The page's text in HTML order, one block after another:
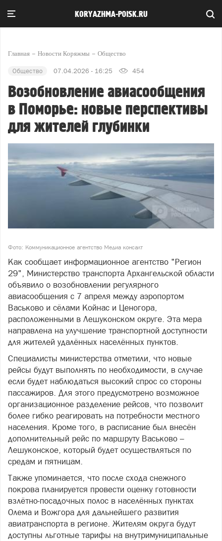
KORYAZHMA-POISK.RU
Главная Новости Коряжмы Общество
Общество 07.04.2026 - 16:25 454
Возобновление авиасообщения
в Поморье: новые перспективы
для жителей глубинки
Фото: Коммуникационное агентство Медиа консалт
Как сообщает информационное агентство "Регион
29", Министерство транспорта Архангельской области
объявило о возобновлении регулярного
авиасообщения с 7 апреля между аэропортом
Васьково и сёлами Койнас и Ценогора,
расположенными в Лешуконском округе. Эта мера
направлена на улучшение транспортной доступности
для жителей удалённых населённых пунктов.
Специалисты министерства отметили, что новые
рейсы будут выполнять по необходимости, в случае
если будет наблюдаться высокий спрос со стороны
пассажиров. Для этого предусмотрено возможное
организационное разделение рейсов, что позволит
более гибко реагировать на потребности местного
населения. Кроме того, в расписание был внесён
дополнительный рейс по маршруту Васьково –
Лешуконское, который будет осуществляться по
средам и пятницам.
Также упоминается, что после схода снежного
покрова планируется провести оценку готовности
взлётно-посадочных полос в населённых пунктах
Олема и Вожгора для дальнейшего развития
авиатранспорта в регионе. Жителям округа будут
доступны льготные тарифы на внутримуниципальные